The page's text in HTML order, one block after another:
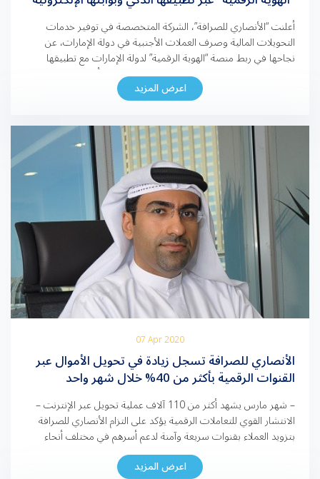
أعلنت “الأنصاري للصرافة”، الشركة المتخصصة في توفير خدمات
التحويلات المالية وصرف العملات الأجنبية في دولة الإمارات، عن
نجاحها في ربط منصة “الهوية الرقمية” لدولة الإمارات مع تطبيقها
الذكي للهاتف المحمول وبوابتها الإلكترونية، لتصبح أول شركة صرافة
في الدولة تدمج منصة الهوية الرقمية الوطنية في نظامها. وستسمح
هذه الخطوة للعملاء بالاستفادة من ميزة “التوقيع الرقمي”، والتي […]
اعرض المزيد
07 Apr 2020
الأنصاري للصرافة تسجل زيادة في تحويل الأموال عبر
القنوات الرقمية بأكثر من 40% خلال شهر واحد
– شهر مارس يشهد أكثر من 110 آلاف عملية تحويل عبر الإنترنت –
الانتشار القوي للتعاملات الرقمية يؤكد على التزام الأنصاري للصرافة
بتزويد العملاء بقنوات سريعة وآمنة لدعم أسرهم في مختلف أنحاء
العالم – الشركة واثقة بمرونة قطاع التحويلات المالية في دولة الإمارات
العربية المتحدة وقدرته على مواجهة التحديات الحالية والمستقبلية –
اعرض المزيد